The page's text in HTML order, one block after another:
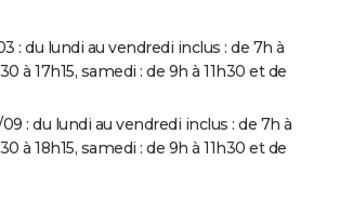
: du lundi au vendredi inclus : de 7h à
à 17h15, samedi : de 9h à 11h30 et de
: du lundi au vendredi inclus : de 7h à
à 18h15, samedi : de 9h à 11h30 et de